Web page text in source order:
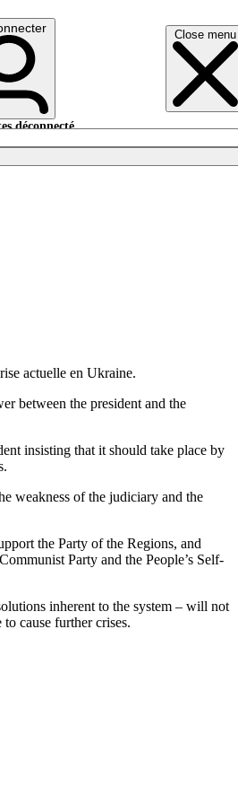
Close menu
déconnecté.
actuelle en Ukraine.
between the president and the
insisting that it should take place by
weakness of the judiciary and the
the Party of the Regions, and
Party and the People’s Self-
inherent to the system – will not
cause further crises.